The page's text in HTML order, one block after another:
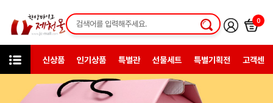
0
신상품 인기상품 특별관 선물세트 특별기획전 고객센터
카테고리 한방일반제품